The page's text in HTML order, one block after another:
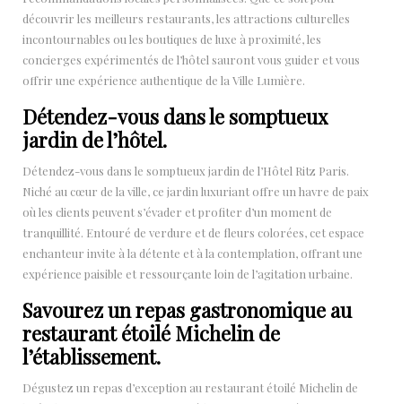
découvrir les meilleurs restaurants, les attractions culturelles
incontournables ou les boutiques de luxe à proximité, les
concierges expérimentés de l’hôtel sauront vous guider et vous
offrir une expérience authentique de la Ville Lumière.
Détendez-vous dans le somptueux
jardin de l’hôtel.
Détendez-vous dans le somptueux jardin de l’Hôtel Ritz Paris.
Niché au cœur de la ville, ce jardin luxuriant offre un havre de paix
où les clients peuvent s’évader et profiter d’un moment de
tranquillité. Entouré de verdure et de fleurs colorées, cet espace
enchanteur invite à la détente et à la contemplation, offrant une
expérience paisible et ressourçante loin de l’agitation urbaine.
Savourez un repas gastronomique au
restaurant étoilé Michelin de
l’établissement.
Dégustez un repas d’exception au restaurant étoilé Michelin de